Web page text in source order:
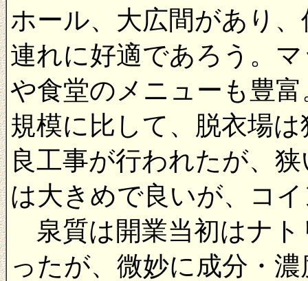
ホール、大広間があり
連れに好適であろう。
や食堂のメニューも豊
規模に比して、脱衣場
良工事が行われたが、
は大きめで良いが、コ
泉質は開業当初はナト
ったが、微妙に成分・